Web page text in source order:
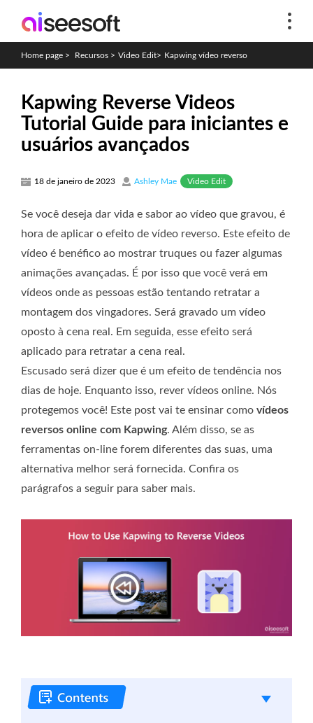
Home page > Recursos > Video Edit> Kapwing vídeo reverso
Kapwing Reverse Videos
Tutorial Guide para iniciantes e
usuários avançados
18 de janeiro de 2023 Ashley Mae Video Edit
Se você deseja dar vida e sabor ao vídeo que gravou, é
hora de aplicar o efeito de vídeo reverso. Este efeito de
vídeo é benéfico ao mostrar truques ou fazer algumas
animações avançadas. É por isso que você verá em
vídeos onde as pessoas estão tentando retratar a
montagem dos vingadores. Será gravado um vídeo
oposto à cena real. Em seguida, esse efeito será
aplicado para retratar a cena real.
Escusado será dizer que é um efeito de tendência nos
dias de hoje. Enquanto isso, rever vídeos online. Nós
protegemos você! Este post vai te ensinar como vídeos
reversos online com Kapwing. Além disso, se as
ferramentas on-line forem diferentes das suas, uma
alternativa melhor será fornecida. Confira os
parágrafos a seguir para saber mais.